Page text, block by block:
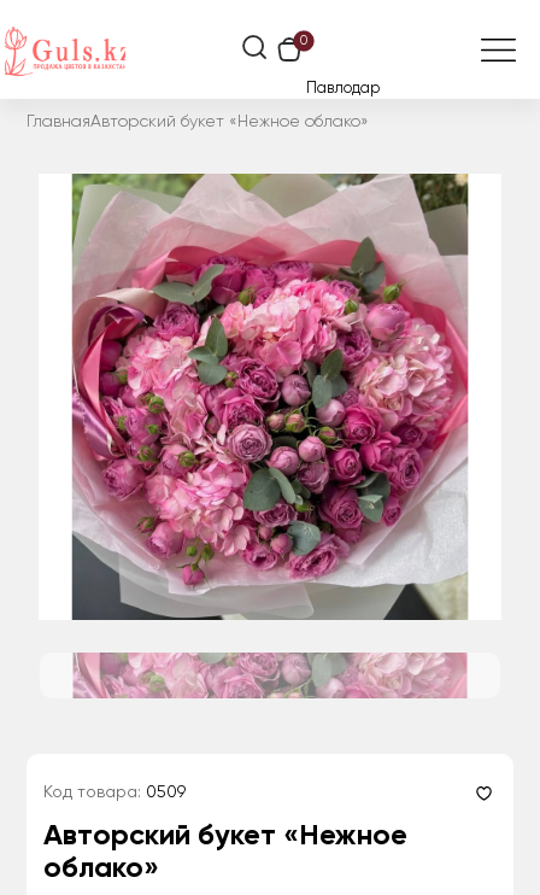
0
Павлодар
ГлавнаяАвторский букет «Нежное облако»
Код товара: 0509
Авторский букет «Нежное
облако»